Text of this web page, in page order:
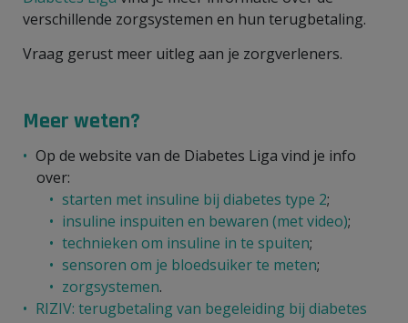
verschillende zorgsystemen en hun terugbetaling.
Vraag gerust meer uitleg aan je zorgverleners.
Meer weten?
Op de website van de Diabetes Liga vind je info
over:
starten met insuline bij diabetes type 2;
insuline inspuiten en bewaren (met video);
technieken om insuline in te spuiten;
sensoren om je bloedsuiker te meten;
zorgsystemen.
RIZIV: terugbetaling van begeleiding bij diabetes